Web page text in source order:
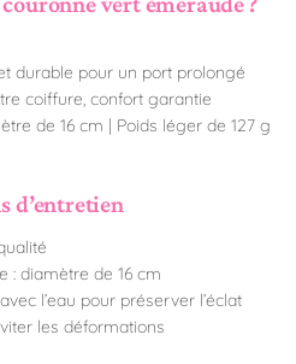
durable pour un port prolongé
coiffure, confort garantie
de 16 cm | Poids léger de 127 g
d’entretien
: diamètre de 16 cm
l’eau pour préserver l’éclat
les déformations